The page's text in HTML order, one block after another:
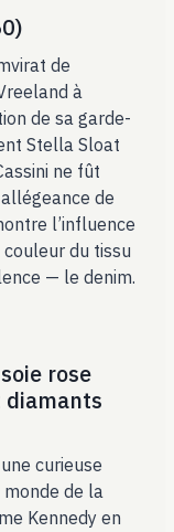
de
à
de sa garde-
Stella Sloat
ne fût
de
l’influence
du tissu
— le denim.
rose
diamants
curieuse
monde de la
Kennedy en